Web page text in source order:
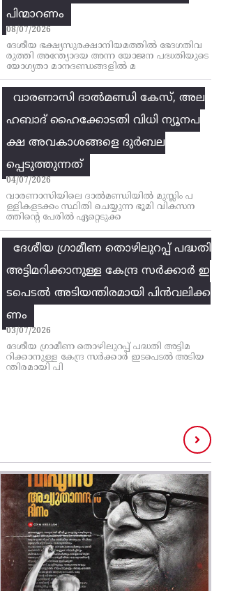
പിന്മാറണം
08/07/2026
ദേശീയ ഭക്ഷ്യസുരക്ഷാനിയമത്തിൽ ഭേദഗതിവ
രുത്തി അന്ത്യോദയ അന്ന യോജന പദ്ധതിയുടെ
യോഗ്യതാ മാനദണ്ഡങ്ങളിൽ മ
വാരണാസി ദാൽമണ്ഡി കേസ്, അല
ഹബാദ് ഹൈക്കോടതി വിധി ന്യൂനപ
ക്ഷ അവകാശങ്ങളെ ദുർബല
പ്പെടുത്തുന്നത്
04/07/2026
വാരണാസിയിലെ ദാൽമണ്ഡിയിൽ മുസ്ലിം പ
ള്ളികളടക്കം സ്ഥിതി ചെയ്യുന്ന ഭൂമി വികസന
ത്തിന്റെ പേരിൽ ഏറ്റെടുക്ക
ദേശീയ ഗ്രാമീണ തൊഴിലുറപ്പ്‌ പദ്ധതി
അട്ടിമറിക്കാനുള്ള കേന്ദ്ര സര്‍ക്കാര്‍ ഇ
ടപെടല്‍ അടിയന്തിരമായി പിന്‍വലിക്ക
ണം
03/07/2026
ദേശീയ ഗ്രാമീണ തൊഴിലുറപ്പ്‌ പദ്ധതി അട്ടിമ
റിക്കാനുള്ള കേന്ദ്ര സര്‍ക്കാര്‍ ഇടപെടല്‍ അടിയ
ന്തിരമായി പി